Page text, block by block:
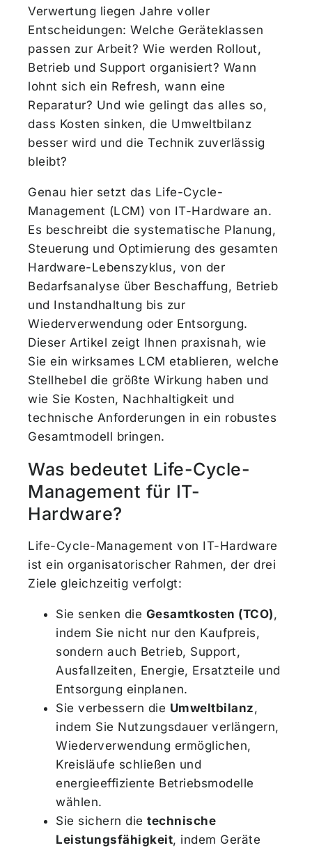
Verwertung liegen Jahre voller
Entscheidungen: Welche Geräteklassen
passen zur Arbeit? Wie werden Rollout,
Betrieb und Support organisiert? Wann
lohnt sich ein Refresh, wann eine
Reparatur? Und wie gelingt das alles so,
dass Kosten sinken, die Umweltbilanz
besser wird und die Technik zuverlässig
bleibt?
Genau hier setzt das Life-Cycle-
Management (LCM) von IT-Hardware an.
Es beschreibt die systematische Planung,
Steuerung und Optimierung des gesamten
Hardware-Lebenszyklus, von der
Bedarfsanalyse über Beschaffung, Betrieb
und Instandhaltung bis zur
Wiederverwendung oder Entsorgung.
Dieser Artikel zeigt Ihnen praxisnah, wie
Sie ein wirksames LCM etablieren, welche
Stellhebel die größte Wirkung haben und
wie Sie Kosten, Nachhaltigkeit und
technische Anforderungen in ein robustes
Gesamtmodell bringen.
Was bedeutet Life-Cycle-
Management für IT-
Hardware?
Life-Cycle-Management von IT-Hardware
ist ein organisatorischer Rahmen, der drei
Ziele gleichzeitig verfolgt:
Sie senken die Gesamtkosten (TCO),
indem Sie nicht nur den Kaufpreis,
sondern auch Betrieb, Support,
Ausfallzeiten, Energie, Ersatzteile und
Entsorgung einplanen.
Sie verbessern die Umweltbilanz,
indem Sie Nutzungsdauer verlängern,
Wiederverwendung ermöglichen,
Kreisläufe schließen und
energieeffiziente Betriebsmodelle
wählen.
Sie sichern die technische
Leistungsfähigkeit, indem Geräte